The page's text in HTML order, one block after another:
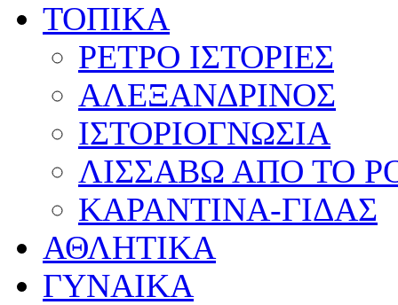
ΤΟΠΙΚΑ
ΡΕΤΡΟ ΙΣΤΟΡΙΕΣ
ΑΛΕΞΑΝΔΡΙΝΟΣ
ΙΣΤΟΡΙΟΓΝΩΣΙΑ
ΛΙΣΣΑΒΩ ΑΠΟ ΤΟ
ΚΑΡΑΝΤΙΝΑ-ΓΙΔΑΣ
ΑΘΛΗΤΙΚΑ
ΓΥΝΑΙΚΑ